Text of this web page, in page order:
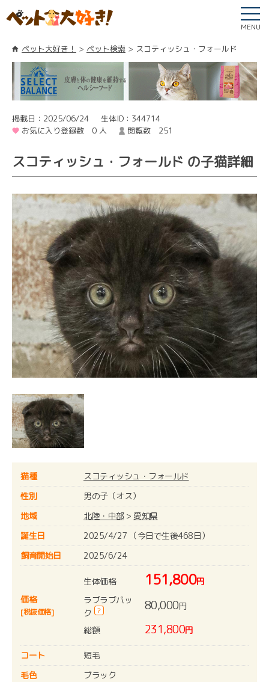
MENU
ペット大好き！ ペット検索 スコティッシュ・フォールド
掲載日：2025/06/24
生体ID：344714
お気に入り登録数 0 人
閲覧数 251
スコティッシュ・フォールド の子猫詳細
猫種
スコティッシュ・フォールド
性別
男の子（オス）
地域
北陸・中部> 愛知県
誕生日
2025/4/27 （今日で生後468日）
飼育開始日
2025/6/24
価格
[税抜価格]
生体価格 151,800円
ラブラブパッ
ク
? 80,000円
総額 231,800円
コート
短毛
毛色
ブラック